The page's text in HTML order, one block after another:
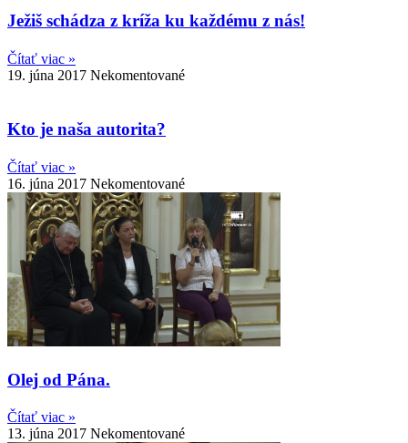
Ježiš schádza z kríža ku každému z nás!
Čítať viac »
19. júna 2017 Nekomentované
Kto je naša autorita?
Čítať viac »
16. júna 2017 Nekomentované
Olej od Pána.
Čítať viac »
13. júna 2017 Nekomentované